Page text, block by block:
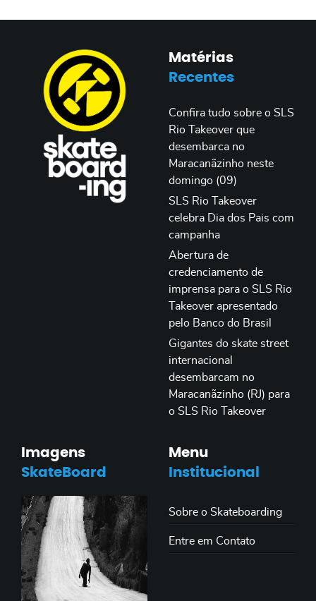
Matérias
Recentes
Confira tudo sobre o SLS
Rio Takeover que
desembarca no
Maracanãzinho neste
domingo (09)
SLS Rio Takeover
celebra Dia dos Pais com
campanha
Abertura de
credenciamento de
imprensa para o SLS Rio
Takeover apresentado
pelo Banco do Brasil
Gigantes do skate street
internacional
desembarcam no
Maracanãzinho (RJ) para
o SLS Rio Takeover
Imagens
SkateBoard
Menu
Institucional
Sobre o Skateboarding
Entre em Contato